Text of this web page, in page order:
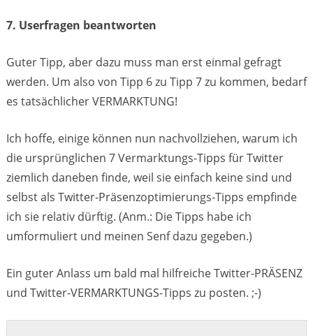
7. Userfragen beantworten
Guter Tipp, aber dazu muss man erst einmal gefragt
werden. Um also von Tipp 6 zu Tipp 7 zu kommen, bedarf
es tatsächlicher VERMARKTUNG!
Ich hoffe, einige können nun nachvollziehen, warum ich
die ursprünglichen 7 Vermarktungs-Tipps für Twitter
ziemlich daneben finde, weil sie einfach keine sind und
selbst als Twitter-Präsenzoptimierungs-Tipps empfinde
ich sie relativ dürftig. (Anm.: Die Tipps habe ich
umformuliert und meinen Senf dazu gegeben.)
Ein guter Anlass um bald mal hilfreiche Twitter-PRÄSENZ
und Twitter-VERMARKTUNGS-Tipps zu posten. ;-)